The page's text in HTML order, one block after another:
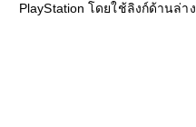
PlayStation โดยใช้ลิงก์ด้านล่าง